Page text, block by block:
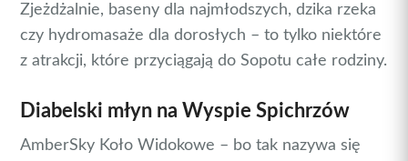
Zjeżdżalnie, baseny dla najmłodszych, dzika rzeka
czy hydromasaże dla dorosłych – to tylko niektóre
z atrakcji, które przyciągają do Sopotu całe rodziny.
Diabelski młyn na Wyspie Spichrzów
AmberSky Koło Widokowe – bo tak nazywa się